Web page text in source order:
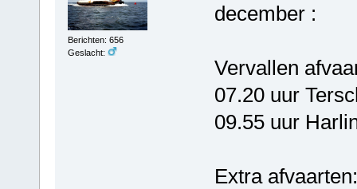
Berichten: 656
Geslacht:
december :
Vervallen
07.20 uur
09.55 uur
Extra afvaarten: